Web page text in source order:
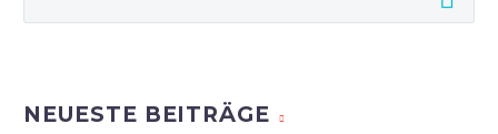
NEUESTE BEITRÄGE